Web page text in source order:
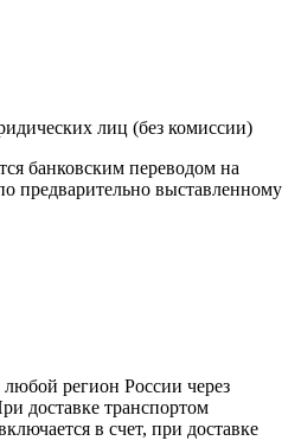
лиц (без комиссии)
банковским переводом на
предварительно выставленному
любой регион России через
доставке транспортом
в счет, при доставке